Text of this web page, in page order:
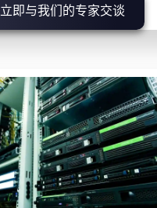
立即与我们的专家交谈